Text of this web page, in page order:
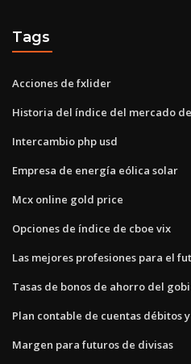
Tags
Acciones de fxlider
Historia del índice del mercado
Intercambio php usd
Empresa de energía eólica solar
Mcx online gold price
Opciones de índice de cboe vix
Las mejores profesiones para el
Tasas de bonos de ahorro del
Plan contable de cuentas débitos
Margen para futuros de divisas